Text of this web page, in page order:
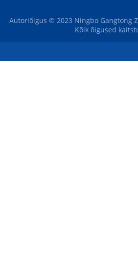
Autoriõigus © 2023 Ningbo Gangtong
Kõik õigused